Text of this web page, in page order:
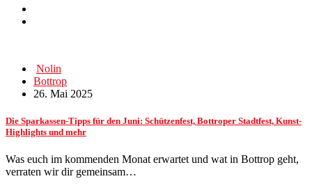
Nolin
Bottrop
26. Mai 2025
Die Sparkassen-Tipps für den Juni: Schützenfest, Bottroper Stadtfest, Kunst-
Highlights und mehr
Was euch im kommenden Monat erwartet und wat in Bottrop geht,
verraten wir dir gemeinsam…